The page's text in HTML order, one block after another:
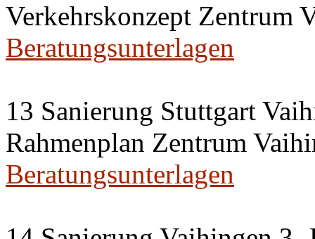
Verkehrskonzept Zentrum
Beratungsunterlagen
13 Sanierung Stuttgart
Rahmenplan Zentrum
Beratungsunterlagen